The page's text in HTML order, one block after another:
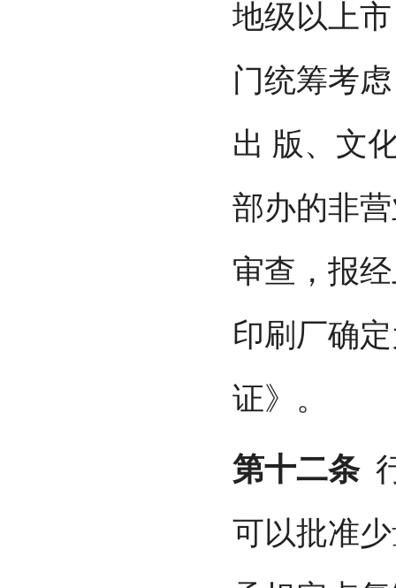
地级以上
门统筹考
出 版、文
部办的非
审查，报
印刷厂确
证》。
第十二条
可以批准